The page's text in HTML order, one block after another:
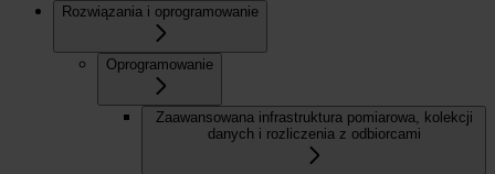
Rozwiązania i oprogramowanie
Oprogramowanie
Zaawansowana infrastruktura pomiarowa, kolekcji
danych i rozliczenia z odbiorcami